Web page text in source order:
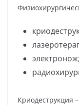
электронож;
Криодеструкция